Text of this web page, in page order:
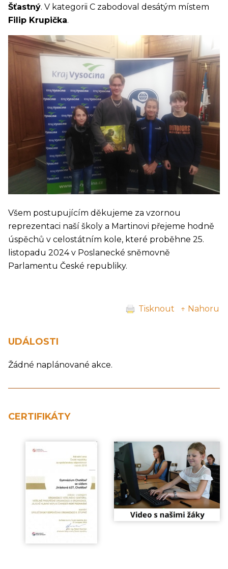
Šťastný. V kategorii C zabodoval desátým místem
Filip Krupička.
Všem postupujícím děkujeme za vzornou
reprezentaci naší školy a Martinovi přejeme hodně
úspěchů v celostátním kole, které proběhne 25.
listopadu 2024 v Poslanecké sněmovně
Parlamentu České republiky.
Tisknout ↑ Nahoru
UDÁLOSTI
Žádné naplánované akce.
CERTIFIKÁTY